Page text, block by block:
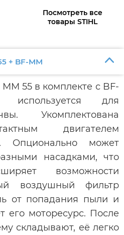
Посмотреть все
товары STIHL
+ BF-MM
55 в комплекте с BF-
используется для
Укомплектована
двигателем
Опционально может
насадками, что
возможности
воздушный фильтр
от попадания пыли и
его моторесурс. После
складывают, её легко